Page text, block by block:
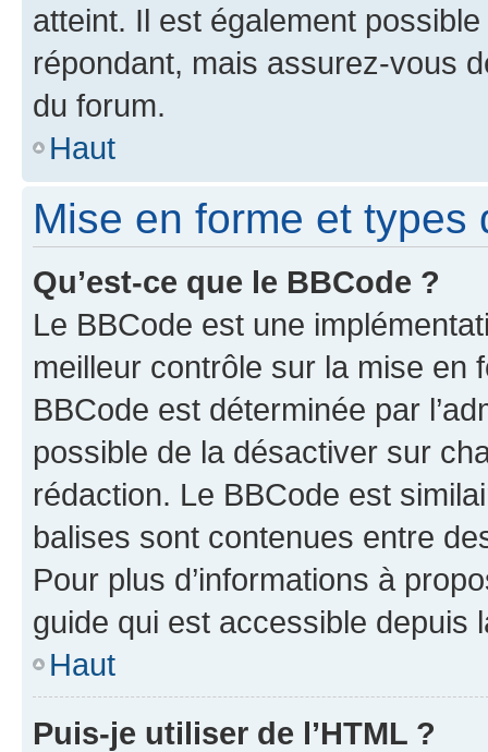
atteint. Il est également
répondant, mais assurez-vous
du forum.
Haut
Mise en forme et types
Qu’est-ce que le BBCode ?
Le BBCode est une
meilleur contrôle sur la mise en
BBCode est déterminée par
possible de la désactiver sur
rédaction. Le BBCode est
balises sont contenues entre
Pour plus d’informations à
guide qui est accessible depuis
Haut
Puis-je utiliser de l’HTML ?